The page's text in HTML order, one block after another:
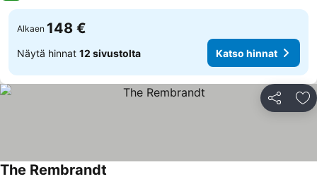
Alkaen 148 €
Näytä hinnat 12 sivustolta Katso hinnat
Jaa
The Rembrandt